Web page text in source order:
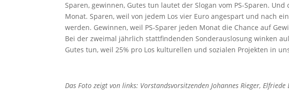
Sparen, gewinnen, Gutes tun lautet der Slogan vom PS-Sparen.
Monat. Sparen, weil von jedem Los vier Euro angespart und nach
werden. Gewinnen, weil PS-Sparer jeden Monat die Chance auf
Bei der zweimal jährlich stattfindenden Sonderauslosung winken
Gutes tun, weil 25% pro Los kulturellen und sozialen Projekten in
Das Foto zeigt von links: Vorstandsvorsitzenden Johannes Rieger,